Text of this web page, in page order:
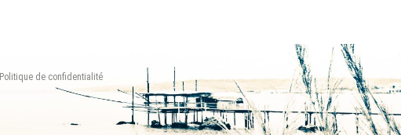
Politique de confidentialité